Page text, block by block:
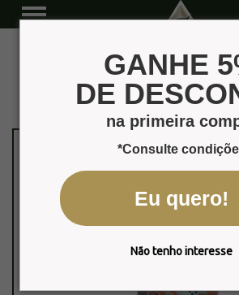
GANHE
DE
na primeira
*Consulte
Eu quero!
Não tenho interesse
Página Inicial
Produtos Flowers